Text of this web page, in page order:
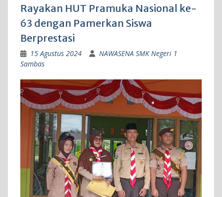
Rayakan HUT Pramuka Nasional ke-
63 dengan Pamerkan Siswa
Berprestasi
15 Agustus 2024
NAWASENA SMK Negeri 1
Sambas